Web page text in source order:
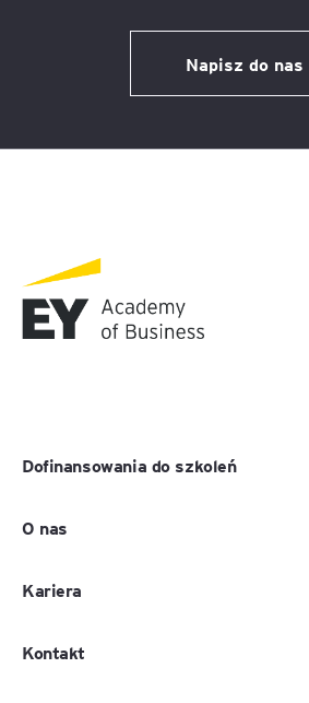
Napisz do nas
Dofinansowania do szkoleń
O nas
Kariera
Kontakt